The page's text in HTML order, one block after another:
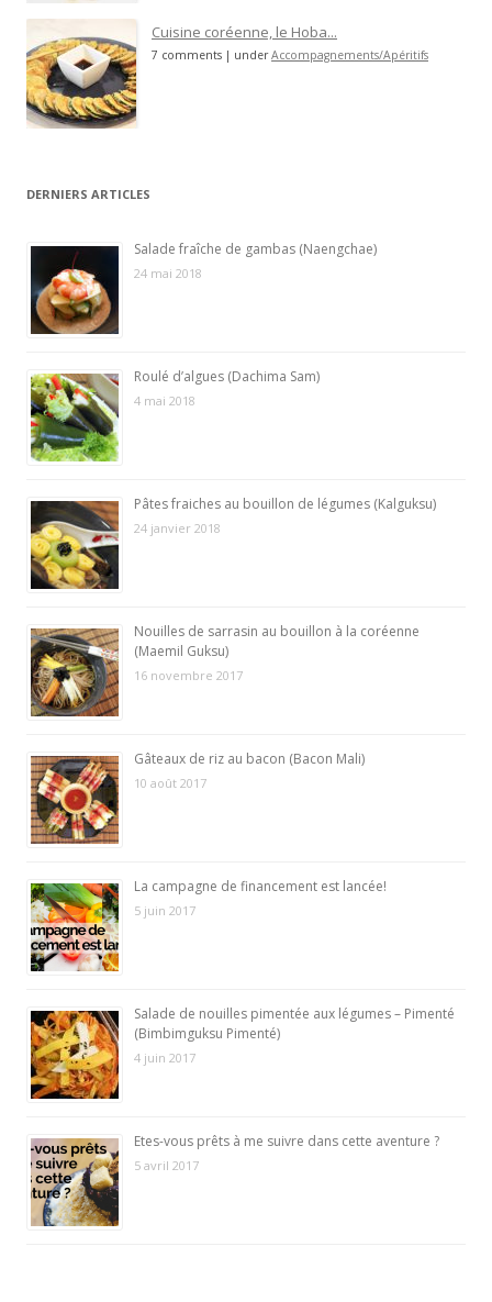
Cuisine coréenne, le Hoba...
7 comments | underAccompagnements/Apéritifs
DERNIERS ARTICLES
Salade fraîche de gambas (Naengchae)
24 mai 2018
Roulé d’algues (Dachima Sam)
4 mai 2018
Pâtes fraiches au bouillon de légumes (Kalguksu)
24 janvier 2018
Nouilles de sarrasin au bouillon à la coréenne
(Maemil Guksu)
16 novembre 2017
Gâteaux de riz au bacon (Bacon Mali)
10 août 2017
La campagne de financement est lancée!
5 juin 2017
Salade de nouilles pimentée aux légumes – Pimenté
(Bimbimguksu Pimenté)
4 juin 2017
Etes-vous prêts à me suivre dans cette aventure ?
5 avril 2017